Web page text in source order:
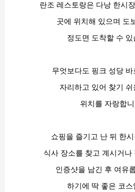
란조 레스토랑은 다낭 한시
곳에 위치해 있으며 도
정도면 도착할 수 있
무엇보다도 핑크 성당 바
자리하고 있어 찾기 쉬
위치를 자랑합
쇼핑을 즐기고 난 뒤 한
식사 장소를 찾고 계시거나
인증샷을 남긴 후 여유
하기에 딱 좋은 코스